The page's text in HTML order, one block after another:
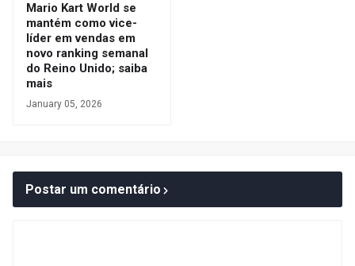
Mario Kart World se
mantém como vice-
líder em vendas em
novo ranking semanal
do Reino Unido; saiba
mais
January 05, 2026
Postar um comentário